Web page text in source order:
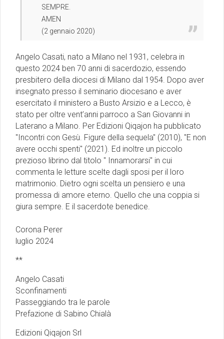
SEMPRE.
AMEN
(2 gennaio 2020)
Angelo Casati, nato a Milano nel 1931, celebra in
questo 2024 ben 70 anni di sacerdozio, essendo
presbitero della diocesi di Milano dal 1954. Dopo aver
insegnato presso il seminario diocesano e aver
esercitato il ministero a Busto Arsizio e a Lecco, è
stato per oltre vent’anni parroco a San Giovanni in
Laterano a Milano. Per Edizioni Qiqajon ha pubblicato
''Incontri con Gesù. Figure della sequela'' (2010), ''E non
avere occhi spenti'' (2021). Ed inoltre un piccolo
prezioso librino dal titolo '' Innamorarsi'' in cui
commenta le letture scelte dagli sposi per il loro
matrimonio. Dietro ogni scelta un pensiero e una
promessa di amore eterno. Quello che una coppia si
giura sempre. E il sacerdote benedice.
Corona Perer
luglio 2024
**
Angelo Casati
Sconfinamenti
Passeggiando tra le parole
Prefazione di Sabino Chialà
Edizioni Qiqajon Srl